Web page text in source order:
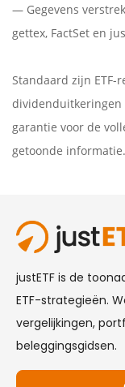
— Gegevens
gettex, FactSet en
Standaard zijn
dividenduitkeringen
garantie voor de
getoonde informatie.